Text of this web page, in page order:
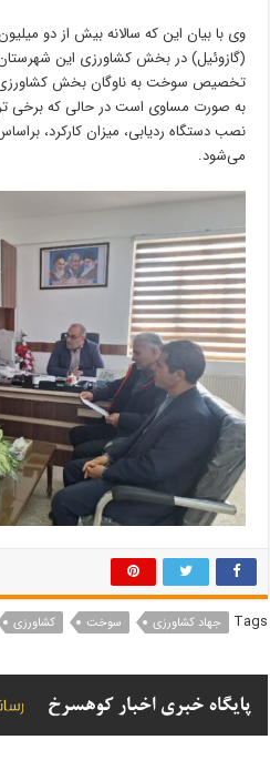
وی با بیان این که سالانه بیش از دو
(گازوئیل) در بخش کشاورزی این
تخصیص سوخت به ناوگان بخش
به صورت مساوی است در حالی که برخی
نصب دستگاه ردیابی، میزان کارکرد،
می‌شود.
Tags جهاد کشاورزی سوخت کشاورزی